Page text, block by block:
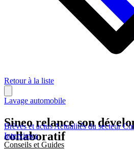
Brèves et actusActualités du secteur
Interviews
Conseils et Guides
Retour à la liste
Lavage automobile
Sineo relance son
collaboratif